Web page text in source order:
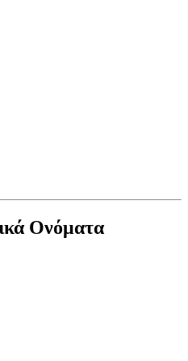
Ονόματα